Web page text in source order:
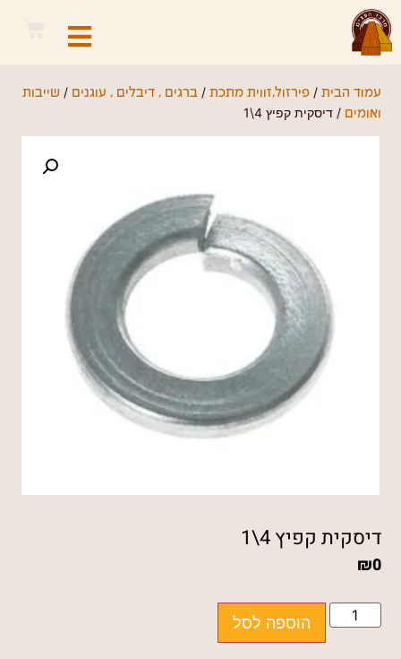
עמוד הבית /פירזול,זווית מתכת / ברגים , דיבלים , עוגנים /שייבות
ואומים / דיסקית קפיץ 4\1
דיסקית קפיץ 4\1
₪0
הוספה לסל